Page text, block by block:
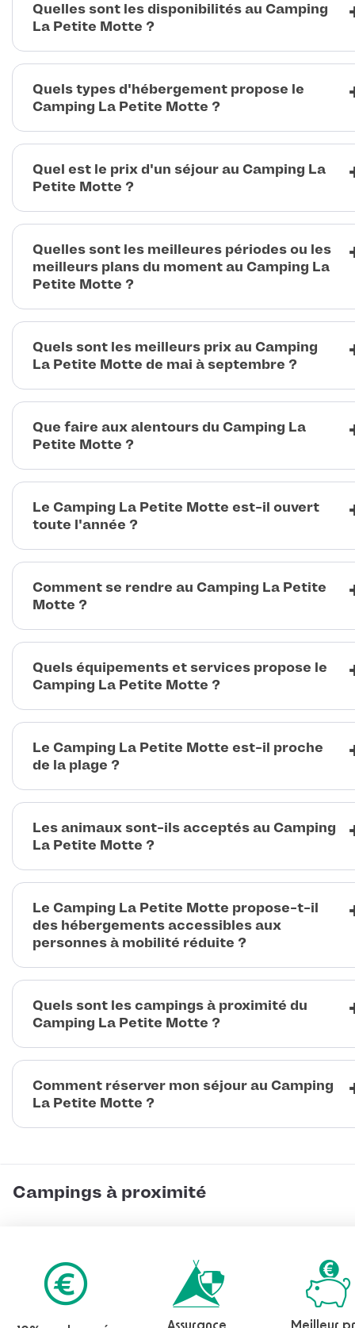
Quelles sont les disponibilités au Camping
La Petite Motte ?
Quels types d'hébergement propose le
Camping La Petite Motte ?
Quel est le prix d'un séjour au Camping La
Petite Motte ?
Quelles sont les meilleures périodes ou les
meilleurs plans du moment au Camping La
Petite Motte ?
Quels sont les meilleurs prix au Camping
La Petite Motte de mai à septembre ?
Que faire aux alentours du Camping La
Petite Motte ?
Le Camping La Petite Motte est-il ouvert
toute l'année ?
Comment se rendre au Camping La Petite
Motte ?
Quels équipements et services propose le
Camping La Petite Motte ?
Le Camping La Petite Motte est-il proche
de la plage ?
Les animaux sont-ils acceptés au Camping
La Petite Motte ?
Le Camping La Petite Motte propose-t-il
des hébergements accessibles aux
personnes à mobilité réduite ?
Quels sont les campings à proximité du
Camping La Petite Motte ?
Comment réserver mon séjour au Camping
La Petite Motte ?
Campings à proximité